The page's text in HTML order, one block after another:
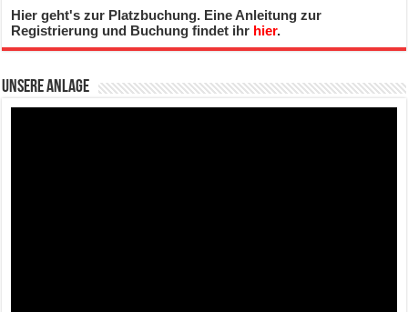
Hier geht's zur Platzbuchung. Eine Anleitung zur
Registrierung und Buchung findet ihr hier.
Unsere Anlage